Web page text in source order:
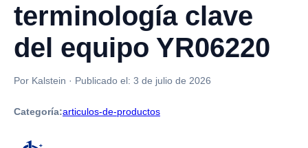
terminología clave
del equipo YR06220
Por Kalstein · Publicado el: 3 de julio de 2026
Categoría:articulos-de-productos